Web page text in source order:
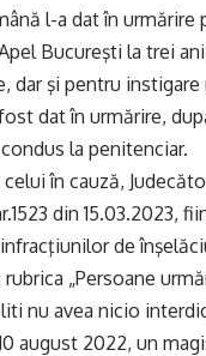
l-a dat în
Bucureşti la trei
dar şi pentru
dat în urmărire,
la penitenciar.
în cauză,
din 15.03.2023,
de
„Persoane
nu avea nicio
august 2022, un